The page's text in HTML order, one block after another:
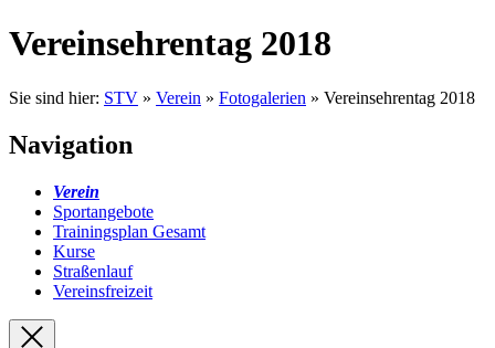
Vereinsehrentag 2018
Sie sind hier: STV » Verein » Fotogalerien » Vereinsehrentag 2018
Navigation
Verein
Sportangebote
Trainingsplan Gesamt
Kurse
Straßenlauf
Vereinsfreizeit